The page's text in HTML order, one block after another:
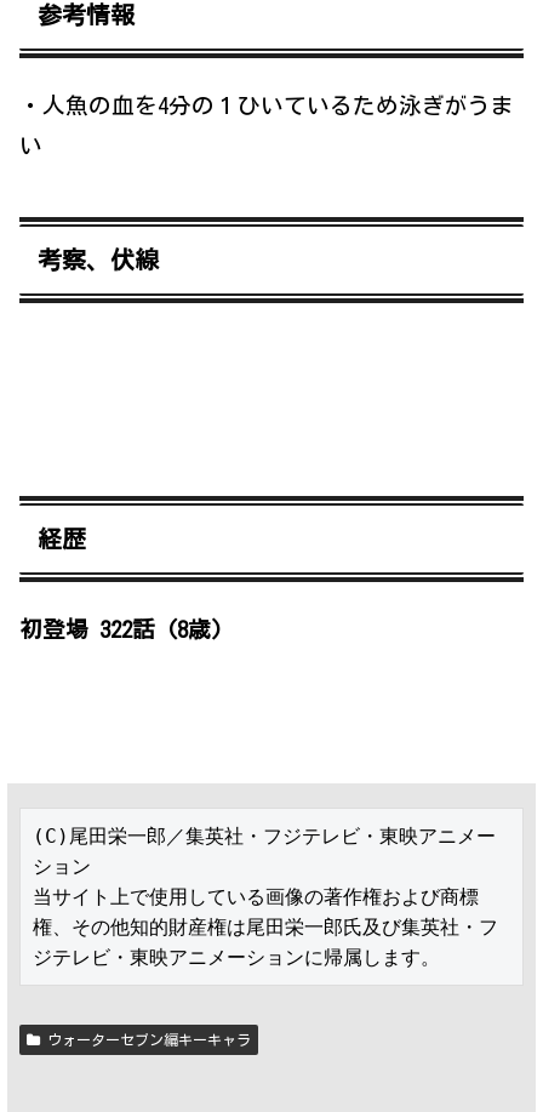
参考情報
・人魚の血を4分の１ひいているため泳ぎがうま
い
考察、伏線
経歴
初登場 322話 (8歳)
(C)尾田栄一郎／集英社・フジテレビ・東映アニメー
ション
当サイト上で使用している画像の著作権および商標
権、その他知的財産権は尾田栄一郎氏及び集英社・フ
ジテレビ・東映アニメーションに帰属します。
ウォーターセブン編キーキャラ